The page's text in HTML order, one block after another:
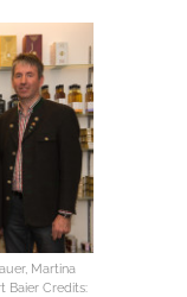
Martina
Baier Credits: